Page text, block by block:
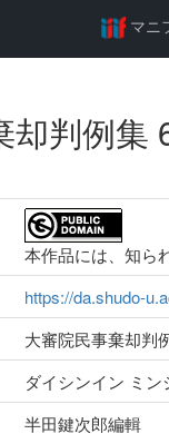
マニ
却判例集
本作品には、知ら
https://da.shudo-
大審院民事棄却判
ダイシンイン ミ
半田鍵次郎編輯